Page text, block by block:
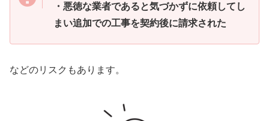
・悪徳な業者であると気づかずに依頼してし
まい追加での工事を契約後に請求された
などのリスクもあります。